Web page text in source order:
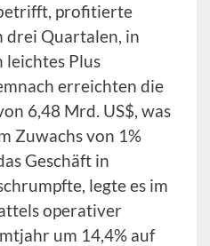
profitierte
drei Quartalen, in
leichtes Plus
erreichten die
6,48 Mrd. US$, was
Zuwachs von 1%
Geschäft in
legte es im
operativer
um 14,4% auf